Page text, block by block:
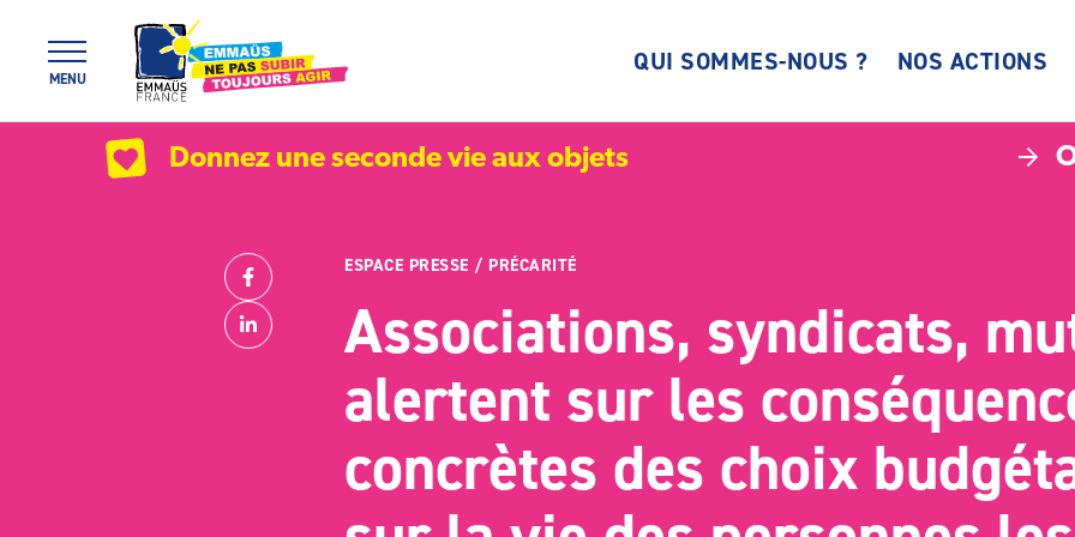
MENU
QUI SOMMES-NOUS ? NOS ACTIONS
Donnez une seconde vie aux objets
ESPACE PRESSE / PRÉCARITÉ
Associations, syndicats,
alertent sur les
concrètes des choix
Partager
Facebook
Linkedin